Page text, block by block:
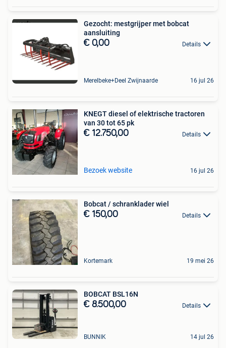
Gezocht: mestgrijper met bobcat
aansluiting
€ 0,00 Details
Merelbeke+Deel Zwijnaarde 16 jul 26
KNEGT diesel of elektrische tractoren
van 30 tot 65 pk
€ 12.750,00 Details
Bezoek website 16 jul 26
Bobcat / schranklader wiel
€ 150,00 Details
Kortemark 19 mei 26
BOBCAT BSL16N
€ 8.500,00 Details
BUNNIK 14 jul 26